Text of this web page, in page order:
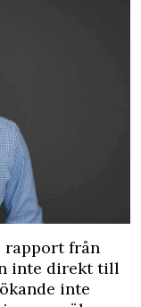
rapport från
inte direkt till
inte